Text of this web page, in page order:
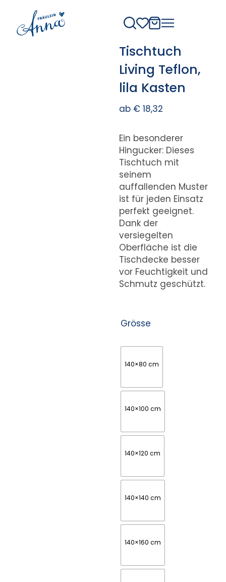
Tischtuch
Living Teflon,
lila Kasten
ab €18,32
Ein besonderer
Hingucker: Dieses
Tischtuch mit
seinem
auffallenden Muster
ist für jeden Einsatz
perfekt geeignet.
Dank der
versiegelten
Oberfläche ist die
Tischdecke besser
vor Feuchtigkeit und
Schmutz geschützt.
Grösse
140×80 cm
140×100 cm
140×120 cm
140×140 cm
140×160 cm